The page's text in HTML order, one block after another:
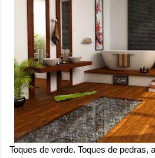
Toques de verde. Toques de pedras,